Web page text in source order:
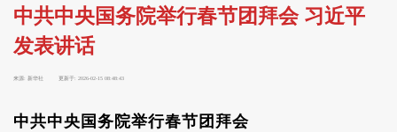
中共中央国务院举行春节团拜会 习近平
发表讲话
来源: 新华社 更新于: 2026-02-15 08:48:43
中共中央国务院举行春节团拜会